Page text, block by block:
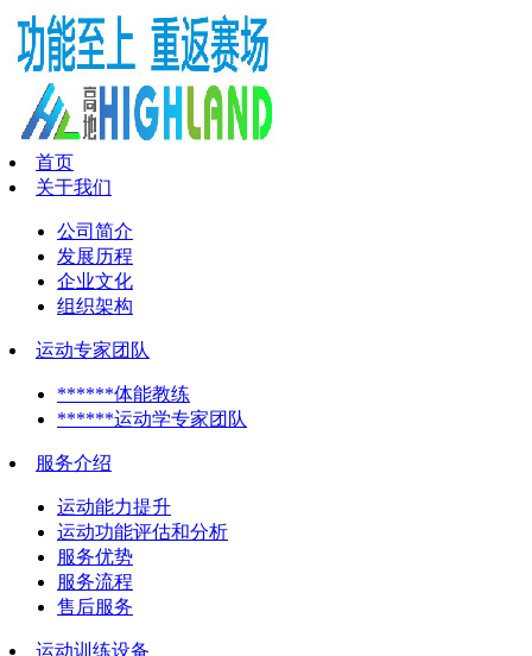
首页
关于我们
公司简介
发展历程
企业文化
组织架构
运动专家团队
******体能教练
******运动学专家团队
服务介绍
运动能力提升
运动功能评估和分析
服务优势
服务流程
售后服务
运动训练设备